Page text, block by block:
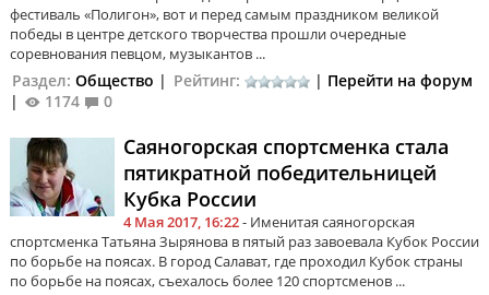
фестиваль «Полигон», вот и перед самым праздником великой
победы в центре детского творчества прошли очередные
соревнования певцом, музыкантов ...
Раздел: Общество | Рейтинг: | Перейти на форум
|
1174 0
Саяногорская спортсменка стала
пятикратной победительницей
Кубка России
4 Мая 2017, 16:22- Именитая саяногорская
спортсменка Татьяна Зырянова в пятый раз завоевала Кубок России
по борьбе на поясах. В город Салават, где проходил Кубок страны
по борьбе на поясах, съехалось более 120 спортсменов ...